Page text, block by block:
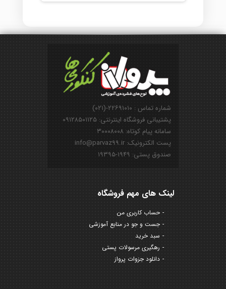
شماره تماس : ۲۲۶۹۱۰۱۰-(۰۲۱)
پشتیبانی فروشگاه اینترنتی: ۰۹۱۲۸۵۰۱۱۲۵
سامانه پیام کوتاه: ۳۰۰۰۸۰۰۸
پست الکترونیک: info@parvaz99.ir
صندوق پستی: ۱۹۴۹-۱۹۳۹۵
لینک های مهم فروشگاه
حساب کاربری من
جست و جو در منابع آموزشی
سبد خرید
رهگیری مرسولات پستی
دانلود جزوات پرواز